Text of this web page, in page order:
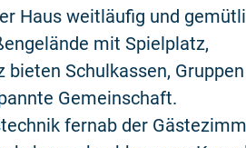
Haus weitläufig und
mit Spielplatz,
Schulkassen,
Gemeinschaft.
fernab der